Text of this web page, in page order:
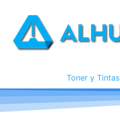
Toner y Tintas